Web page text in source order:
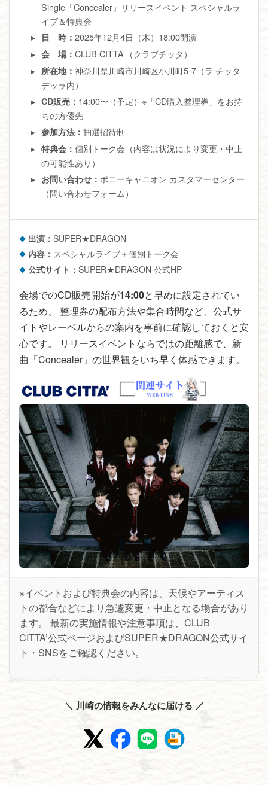
Single「Concealer」リリースイベント スペシャルラ
イブ＆特典会
日 時：2025年12月4日（木）18:00開演
会 場：CLUB CITTA’（クラブチッタ）
所在地：神奈川県川崎市川崎区小川町5-7（ラ チッタ
デッラ内）
CD販売： 14:00〜（予定）※「CD購入整理券」をお持
ちの方優先
参加方法：抽選招待制
特典会：個別トーク会（内容は状況により変更・中止
の可能性あり）
お問い合わせ：ポニーキャニオン カスタマーセンター
（問い合わせフォーム）
出演：SUPER★DRAGON
内容： スペシャルライブ＋個別トーク会
公式サイト：SUPER★DRAGON 公式HP
会場でのCD販売開始が14:00と早めに設定されてい
るため、 整理券の配布方法や集合時間など、公式サ
イトやレーベルからの案内を事前に確認しておくと安
心です。 リリースイベントならではの距離感で、新
曲「Concealer」の世界観をいち早く体感できます。
※イベントおよび特典会の内容は、天候やアーティス
トの都合などにより急遽変更・中止となる場合があり
ます。 最新の実施情報や注意事項は、CLUB
CITTA’公式ページおよびSUPER★DRAGON公式サイ
ト・SNSをご確認ください。
＼ 川崎の情報をみんなに届ける ／